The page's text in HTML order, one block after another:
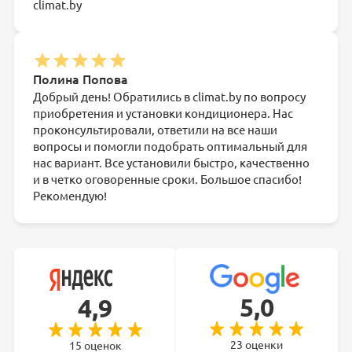
climat.by
Полина Попова
Добрый день! Обратились в climat.by по вопросу
приобретения и установки кондиционера. Нас
проконсультировали, ответили на все наши
вопросы и помогли подобрать оптимальный для
нас вариант. Все установили быстро, качественно
и в четко оговоренные сроки. Большое спасибо!
Рекомендую!
4,9
15 оценок
5,0
23 оценки